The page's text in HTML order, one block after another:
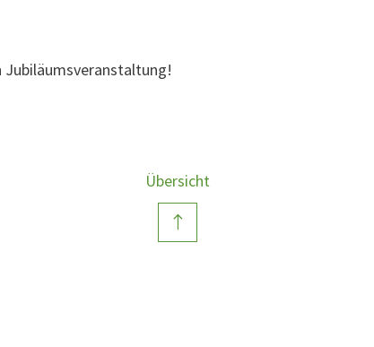
Jubiläumsveranstaltung!
Übersicht